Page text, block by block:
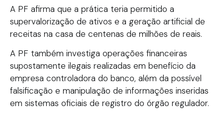
A PF afirma que a prática teria permitido a
supervalorização de ativos e a geração artificial de
receitas na casa de centenas de milhões de reais.
A PF também investiga operações financeiras
supostamente ilegais realizadas em benefício da
empresa controladora do banco, além da possível
falsificação e manipulação de informações inseridas
em sistemas oficiais de registro do órgão regulador.